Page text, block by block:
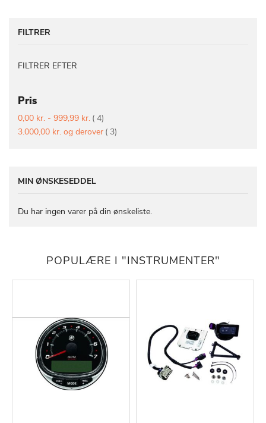
FILTRER
FILTRER EFTER
Pris
0,00 kr. - 999,99 kr. 4vare
3.000,00 kr. og derover 3vare
MIN ØNSKESEDDEL
Du har ingen varer på din ønskeliste.
POPULÆRE I "INSTRUMENTER"